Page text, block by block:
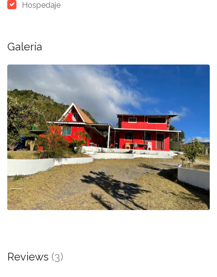
Hospedaje
Galería
Reviews (3)